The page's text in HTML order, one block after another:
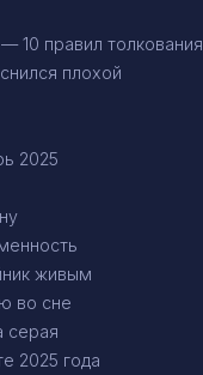
10 правил толкования
плохой
2025
живым
во сне
серая
2025 года